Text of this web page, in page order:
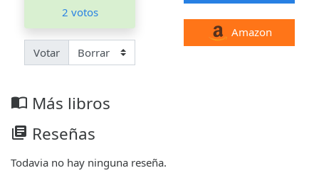
2 votos
Votar
Amazon
import_contacts Más libros
library_books Reseñas
Todavia no hay ninguna reseña.